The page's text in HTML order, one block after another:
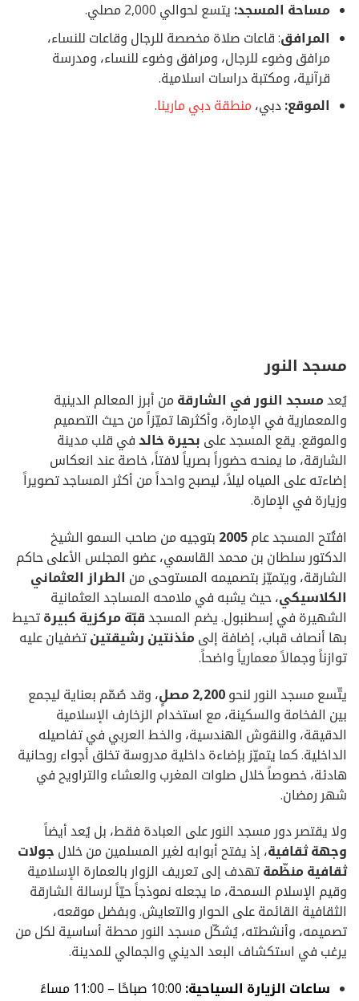
مساحة المسجد:يتسع لحوالي 2,000 مصلي.
المرافق: قاعات صلاة مخصصة للرجال وقاعات للنساء،
مرافق وضوء للرجال، ومرافق وضوء للنساء، ومدرسة
قرآنية، ومكتبة دراسات اسلامية.
الموقع:دبي،منطقة دبي مارينا.
مسجد النور
يُعدمسجد النور في الشارقةمن أبرز المعالم الدينية
والمعمارية في الإمارة، وأكثرها تميّزاً من حيث التصميم
والموقع. يقع المسجد علىبحيرة خالدفي قلب مدينة
الشارقة، ما يمنحه حضوراً بصرياً لافتاً، خاصة عند انعكاس
إضاءته على المياه ليلاً، ليصبح واحداً من أكثر المساجد تصويراً
وزيارة في الإمارة.
افتُتح المسجد عام2005بتوجيه من صاحب السمو الشيخ
الدكتور سلطان بن محمد القاسمي، عضو المجلس الأعلى حاكم
الشارقة، ويتميّز بتصميمه المستوحى منالطراز العثماني
الكلاسيكي، حيث يشبه في ملامحه المساجد العثمانية
الشهيرة في إسطنبول. يضم المسجدقبّة مركزية كبيرةتحيط
بها أنصاف قباب، إضافة إلىمئذنتين رشيقتينتضفيان عليه
توازناً وجمالاً معمارياً واضحاً.
يتّسع مسجد النور لنحو2,200 مصلٍ
، وقد صُمّم بعناية ليجمع
بين الفخامة والسكينة، مع استخدام الزخارف الإسلامية
الدقيقة، والنقوش الهندسية، والخط العربي في تفاصيله
الداخلية. كما يتميّز بإضاءة داخلية مدروسة تخلق أجواء روحانية
هادئة، خصوصاً خلال صلوات المغرب والعشاء والتراويح في
شهر رمضان.
ولا يقتصر دور مسجد النور على العبادة فقط، بل يُعد أيضاً
وجهة ثقافية، إذ يفتح أبوابه لغير المسلمين من خلالجولات
ثقافية منظّمةتهدف إلى تعريف الزوار بالعمارة الإسلامية
وقيم الإسلام السمحة، ما يجعله نموذجاً حيّاً لرسالة الشارقة
الثقافية القائمة على الحوار والتعايش. وبفضل موقعه،
تصميمه، وأنشطته، يُشكّل مسجد النور محطة أساسية لكل من
يرغب في استكشاف البعد الديني والجمالي للمدينة.
ساعات الزيارة السياحية:
10:00 صباحًا – 11:00 مساءً